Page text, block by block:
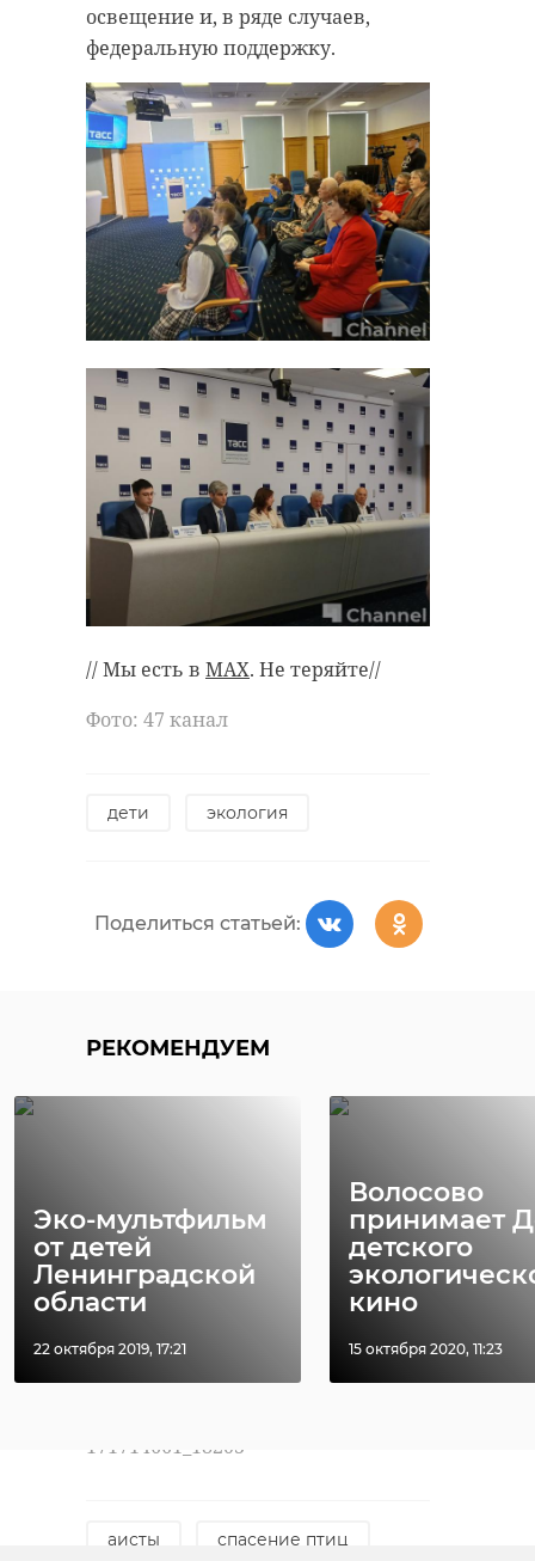
освещение и, в ряде случаев,
федеральную поддержку.
// Мы есть в MAX. Не теряйте//
Фото: 47 канал
дети экология
Поделиться статьей:
РЕКОМЕНДУЕМ
Эко-мультфильм
от детей
Ленинградской
области
22 октября 2019, 17:21
Волосово
принимает
детского
кино
15 октября 2020, 11:23
// Мы есть в
171714661_18203
аисты спасение птиц
Поделиться статьей: